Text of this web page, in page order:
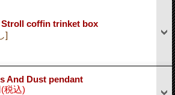
coffin trinket box
]
And Dust pendant
(税込)